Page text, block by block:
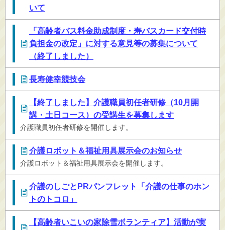
いて
「高齢者バス料金助成制度・寿バスカード交付時
負担金の改定」に対する意見等の募集について
（終了しました）
長寿健幸競技会
【終了しました】介護職員初任者研修（10月開
講・土日コース）の受講生を募集します
介護職員初任者研修を開催します。
介護ロボット＆福祉用具展示会のお知らせ
介護ロボット＆福祉用具展示会を開催します。
介護のしごとPRパンフレット「介護の仕事のホン
トのトコロ」
【高齢者いこいの家除雪ボランティア】活動が実